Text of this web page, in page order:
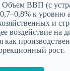
Объем ВВП (с
к уровню
и
воздействие на
как
рост.